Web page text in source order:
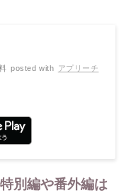
posted with アプリーチ
別編や番外編は